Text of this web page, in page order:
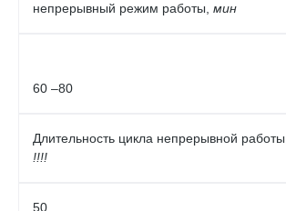
непрерывный режим работы, мин
60 –80
Длительность цикла непрерывной работы,
!!!!
50